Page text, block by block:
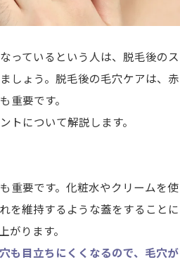
っているという人は、脱毛後のス
しょう。脱毛後の毛穴ケアは、赤
重要です。
トについて解説します。
重要です。化粧水やクリームを使
を維持するような蓋をすることに
がります。
も目立ちにくくなるので、毛穴が